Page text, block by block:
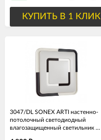
КУПИТЬ В 1 КЛИК
3047/DL SONEX ARTI настенно-
потолочный светодиодный
влагозащищенный светильник с